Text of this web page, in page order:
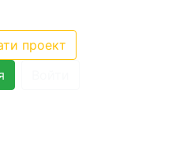
проект